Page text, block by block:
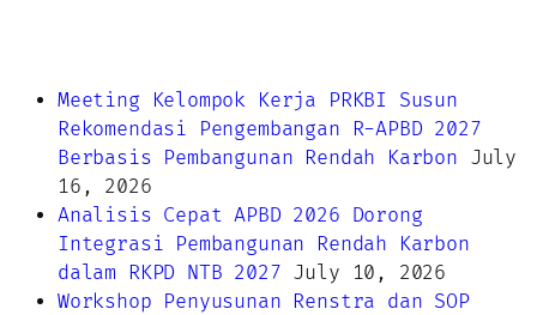
Meeting Kelompok Kerja PRKBI Susun
Rekomendasi Pengembangan R-APBD 2027
Berbasis Pembangunan Rendah Karbon July
16, 2026
Analisis Cepat APBD 2026 Dorong
Integrasi Pembangunan Rendah Karbon
dalam RKPD NTB 2027 July 10, 2026
Workshop Penyusunan Renstra dan SOP